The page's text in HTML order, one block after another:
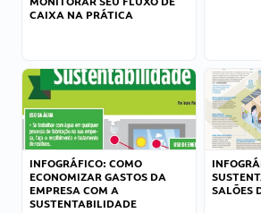
CAIXA NA PRÁTICA
INFOGRÁFICO: COMO
ECONOMIZAR GASTOS DA
EMPRESA COM A
SUSTENTABILIDADE
SALÕES